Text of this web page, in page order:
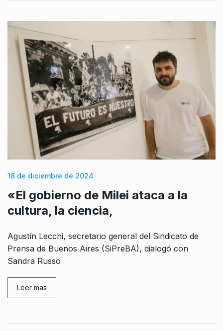
18 de diciembre de 2024
«El gobierno de Milei ataca a la
cultura, la ciencia,
Agustín Lecchi, secretario general del Sindicato de
Prensa de Buenos Aires (SiPreBA), dialogó con
Sandra Russo
Leer mas